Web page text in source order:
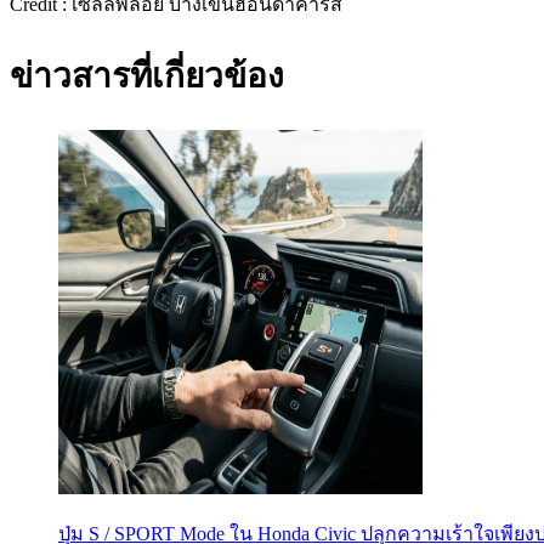
Credit : เซลล์พลอย บางเขนฮอนด้าคาร์ส์
ข่าวสารที่เกี่ยวข้อง
ปุ่ม S / SPORT Mode ใน Honda Civic ปลุกความเร้าใจเพีย